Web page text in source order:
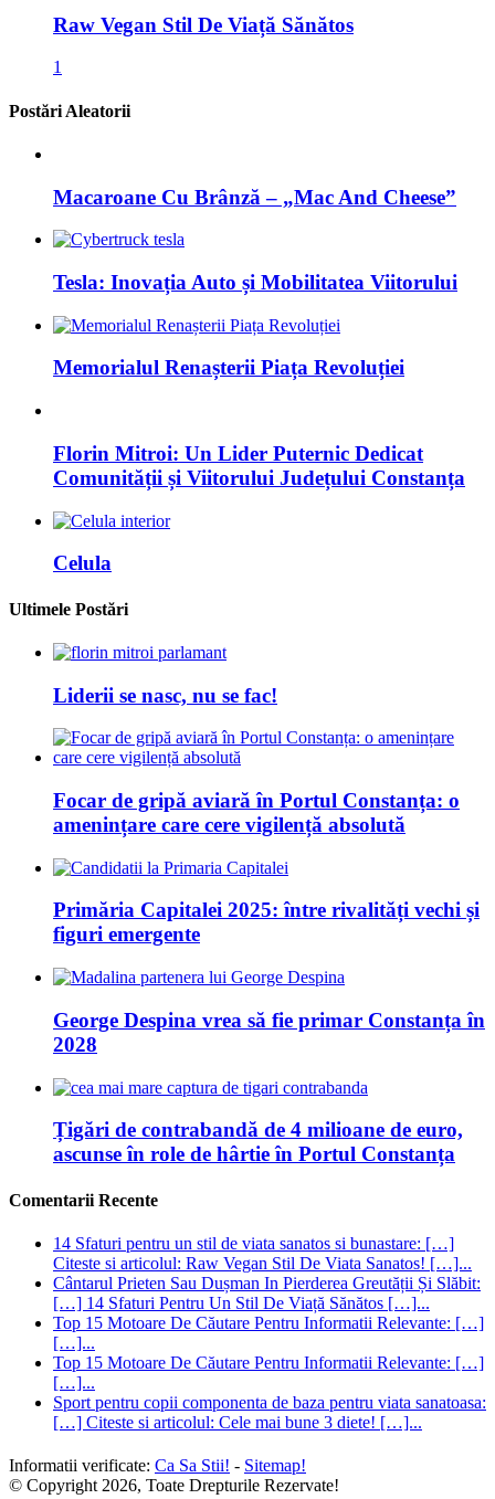
Raw Vegan Stil De Viață Sănătos
1
Postări Aleatorii
Macaroane Cu Brânză – „Mac And Cheese”
Tesla: Inovația Auto și Mobilitatea Viitorului
Memorialul Renașterii Piața Revoluției
Florin Mitroi: Un Lider Puternic Dedicat
Comunității și Viitorului Județului Constanța
Celula
Ultimele Postări
Liderii se nasc, nu se fac!
Focar de gripă aviară în Portul Constanța: o
amenințare care cere vigilență absolută
Primăria Capitalei 2025: între rivalități vechi și
figuri emergente
George Despina vrea să fie primar Constanța în
2028
Țigări de contrabandă de 4 milioane de euro,
ascunse în role de hârtie în Portul Constanța
Comentarii Recente
14 Sfaturi pentru un stil de viata sanatos si bunastare: […]
Citeste si articolul: Raw Vegan Stil De Viata Sanatos! […]...
Cântarul Prieten Sau Dușman In Pierderea Greutății Și Slăbit:
[…] 14 Sfaturi Pentru Un Stil De Viață Sănătos […]...
Top 15 Motoare De Căutare Pentru Informatii Relevante: […]
[…]...
Top 15 Motoare De Căutare Pentru Informatii Relevante: […]
[…]...
Sport pentru copii componenta de baza pentru viata sanatoasa:
[…] Citeste si articolul: Cele mai bune 3 diete! […]...
Informatii verificate: Ca Sa Stii! - Sitemap!
© Copyright 2026, Toate Drepturile Rezervate!